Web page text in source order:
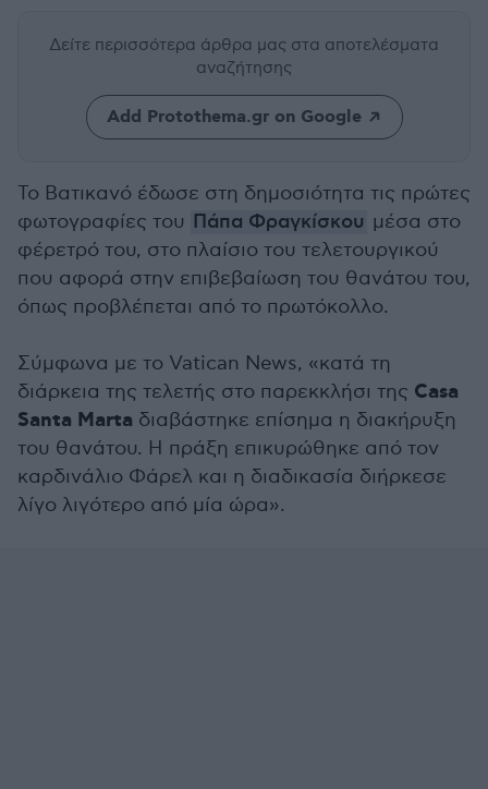
Δείτε περισσότερα άρθρα μας στα αποτελέσματα
αναζήτησης
Add Protothema.gr on Google
Το Βατικανό έδωσε στη δημοσιότητα τις πρώτες
φωτογραφίες του Πάπα Φραγκίσκου μέσα στο
φέρετρό του, στο πλαίσιο του τελετουργικού
που αφορά στην επιβεβαίωση του θανάτου του,
όπως προβλέπεται από το πρωτόκολλο.
Σύμφωνα με το Vatican News, «κατά τη
διάρκεια της τελετής στο παρεκκλήσι της Casa
Santa Marta διαβάστηκε επίσημα η διακήρυξη
του θανάτου. Η πράξη επικυρώθηκε από τον
καρδινάλιο Φάρελ και η διαδικασία διήρκεσε
λίγο λιγότερο από μία ώρα».